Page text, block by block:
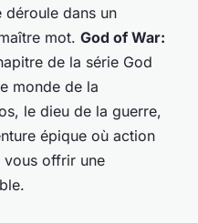
déroule dans un
mot. God of War:
de la série God
monde de la
le dieu de la guerre,
épique où action
vous offrir une